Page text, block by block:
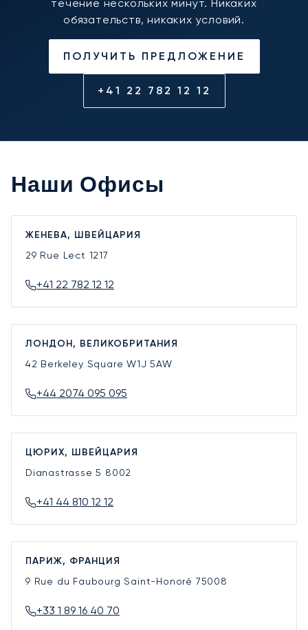
течение нескольких минут. Никаких
обязательств, никаких условий.
ПОЛУЧИТЬ ПРЕДЛОЖЕНИЕ
+41 22 782 12 12
Наши Офисы
ЖЕНЕВА, ШВЕЙЦАРИЯ
29 Rue Lect 1217
+41 22 782 12 12
ЛОНДОН, ВЕЛИКОБРИТАНИЯ
42 Berkeley SquareW1J 5AW
+44 2074 095 095
ЦЮРИХ, ШВЕЙЦАРИЯ
Dianastrasse 5 8002
+41 44 810 12 12
ПАРИЖ, ФРАНЦИЯ
9 Rue du Faubourg Saint-Honoré 75008
+33 1 89 16 40 70